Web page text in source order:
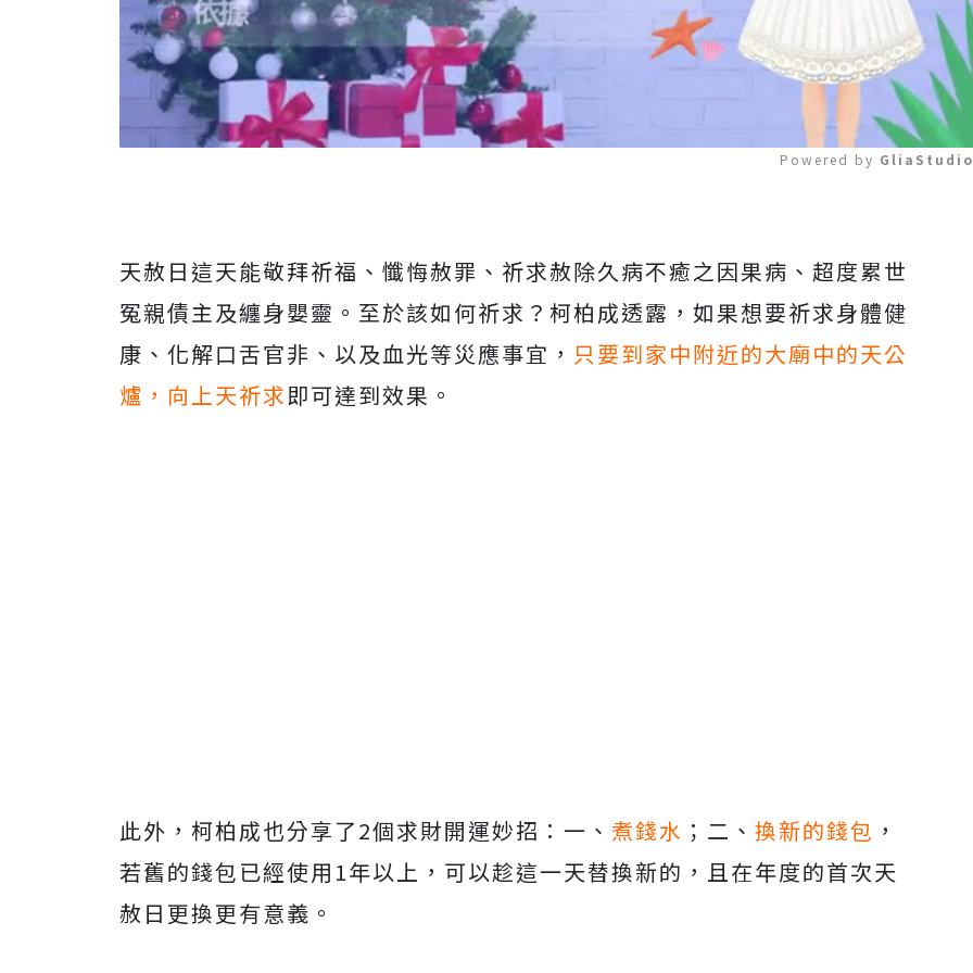
Powered by
天赦日這天能敬拜祈福、懺悔赦罪、祈求赦除久病不癒之因果病、超度累世
冤親債主及纏身嬰靈。至於該如何祈求？柯柏成透露，如果想要祈求身體健
康、化解口舌官非、以及血光等災應事宜， 只要到家中附近的大廟中的天公
爐，向上天祈求即可達到效果。
此外，柯柏成也分享了2個求財開運妙招：一、 煮錢水 ；二、 換新的錢包 ，
若舊的錢包已經使用1年以上，可以趁這一天替換新的，且在年度的首次天
赦日更換更有意義。